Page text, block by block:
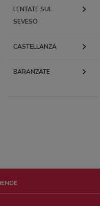
LENTATE SUL
SEVESO
CASTELLANZA
BARANZATE